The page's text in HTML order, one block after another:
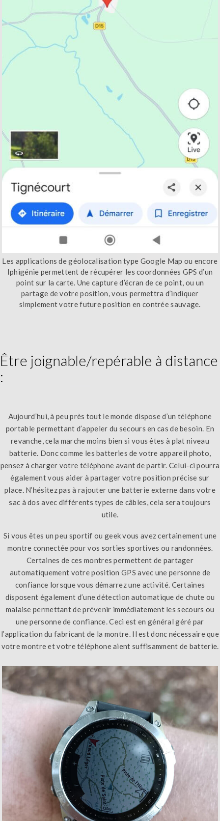
Les applications de géolocalisation type Google Map ou encore
Iphigénie permettent de récupérer les coordonnées GPS d’un
point sur la carte. Une capture d’écran de ce point, ou un
partage de votre position, vous permettra d’indiquer
simplement votre future position en contrée sauvage.
Être joignable/repérable à distance
:
Aujourd’hui, à peu près tout le monde dispose d’un téléphone
portable permettant d’appeler du secours en cas de besoin. En
revanche, cela marche moins bien si vous êtes à plat niveau
batterie. Donc comme les batteries de votre appareil photo,
pensez à charger votre téléphone avant de partir. Celui-ci pourra
également vous aider à partager votre position précise sur
place. N’hésitez pas à rajouter une batterie externe dans votre
sac à dos avec différents types de câbles, cela sera toujours
utile.
Si vous êtes un peu sportif ou geek vous avez certainement une
montre connectée pour vos sorties sportives ou randonnées.
Certaines de ces montres permettent de partager
automatiquement votre position GPS avec une personne de
confiance lorsque vous démarrez une activité. Certaines
disposent également d’une détection automatique de chute ou
malaise permettant de prévenir immédiatement les secours ou
une personne de confiance. Ceci est en général géré par
l’application du fabricant de la montre. Il est donc nécessaire que
votre montre et votre téléphone aient suffisamment de batterie.